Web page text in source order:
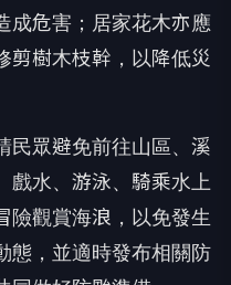
成危害；居家花木亦應
剪樹木枝幹，以降低災
民眾避免前往山區、溪
戲水、游泳、騎乘水上
險觀賞海浪，以免發生
態，並適時發布相關防